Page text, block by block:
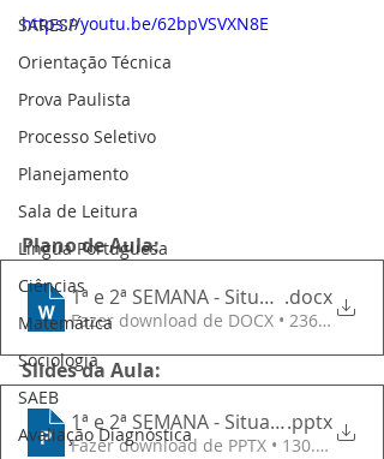
SARESP
Orientação Técnica
Prova Paulista
Processo Seletivo
Planejamento
Sala de Leitura
Língua Portuguesa
Ciências
Matemática
Sociologia
SAEB
Avaliação Diagnóstica
https://youtu.be/62bpVSVXN8E
Plano de Aula:
1ª e 2ª SEMANA - Situação 1 -
.docx
Fazer download de DOCX • 236KB
Slides da Aula:
1ª e 2ª SEMANA - Situação 1 -
.pptx
Fazer download de PPTX • 130.43MB